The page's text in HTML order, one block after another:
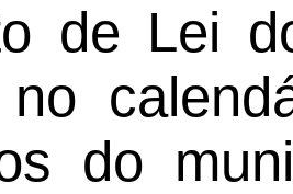
de Lei
no
do